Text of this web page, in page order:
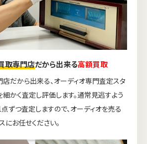
取専門店だから出来る高額買取
だから出来る、オーディオ専門査定スタ
かく査定し評価します。通常見逃すよう
ずつ査定しますので、オーディオを売る
にお任せください。